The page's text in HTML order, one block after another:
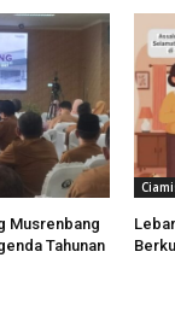
Musrenbang
Tahunan